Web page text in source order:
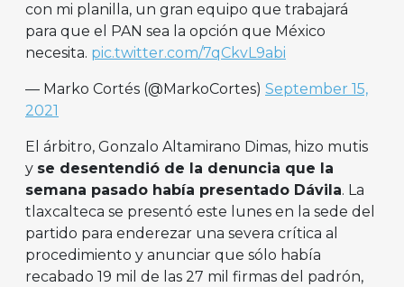
con mi planilla, un gran equipo que trabajará
para que el PAN sea la opción que México
necesita. pic.twitter.com/7qCkvL9abi
— Marko Cortés (@MarkoCortes) September 15,
2021
El árbitro, Gonzalo Altamirano Dimas, hizo mutis
y se desentendió de la denuncia que la
semana pasado había presentado Dávila. La
tlaxcalteca se presentó este lunes en la sede del
partido para enderezar una severa crítica al
procedimiento y anunciar que sólo había
recabado 19 mil de las 27 mil firmas del padrón,